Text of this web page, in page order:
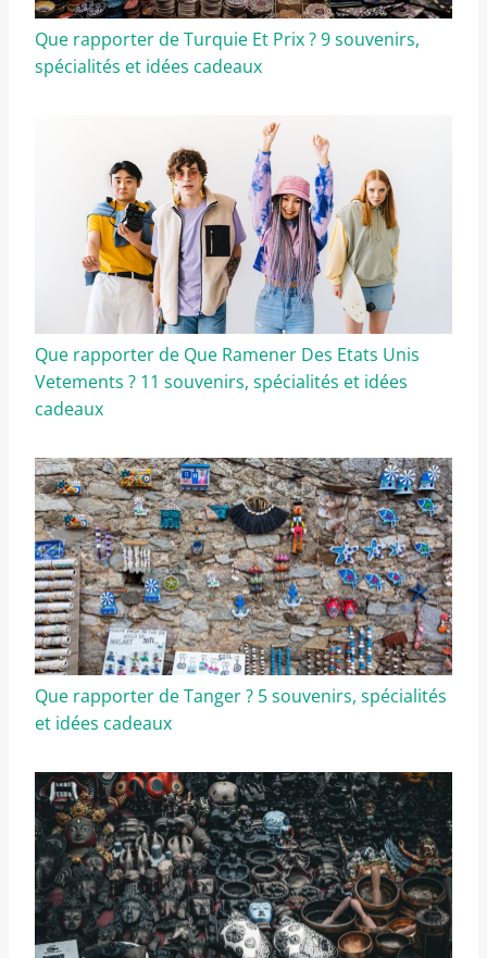
Que rapporter de Turquie Et Prix ? 9 souvenirs,
spécialités et idées cadeaux
Que rapporter de Que Ramener Des Etats Unis
Vetements ? 11 souvenirs, spécialités et idées
cadeaux
Que rapporter de Tanger ? 5 souvenirs, spécialités
et idées cadeaux